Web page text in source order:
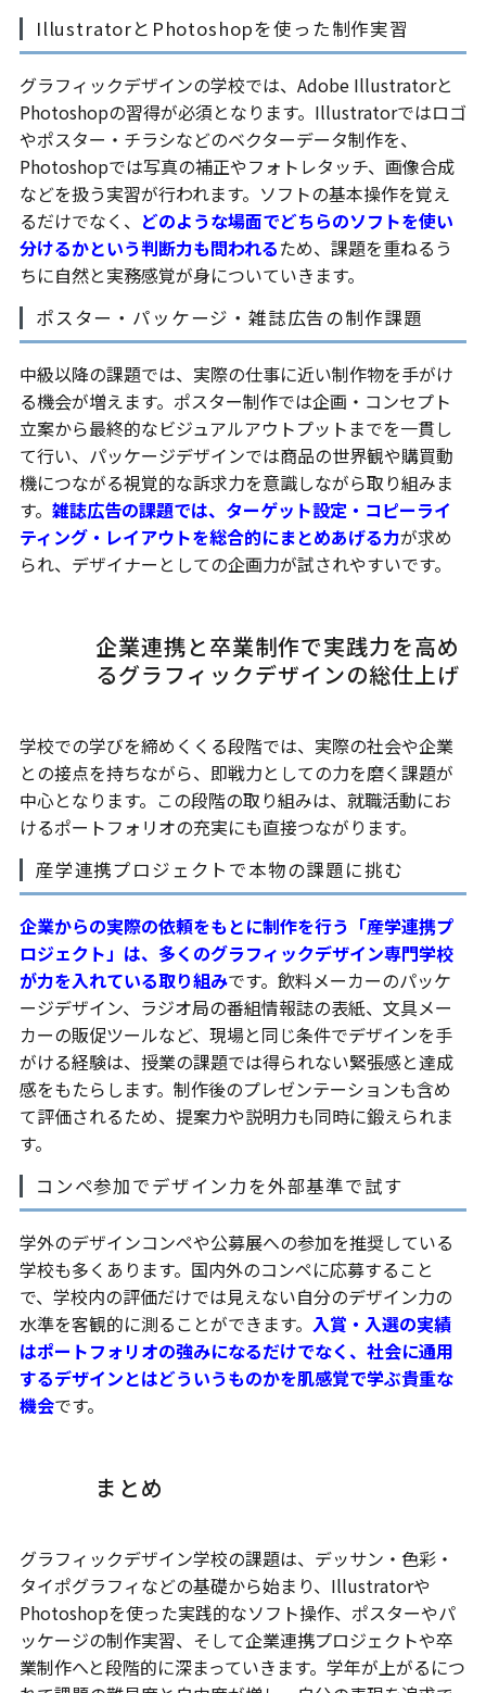
IllustratorとPhotoshopを使った制作実習
グラフィックデザインの学校では、Adobe Illustratorと
Photoshopの習得が必須となります。Illustratorではロゴ
やポスター・チラシなどのベクターデータ制作を、
Photoshopでは写真の補正やフォトレタッチ、画像合成
などを扱う実習が行われます。ソフトの基本操作を覚え
るだけでなく、 どのような場面でどちらのソフトを使い
分けるかという判断力も問われるため、課題を重ねるう
ちに自然と実務感覚が身についていきます。
ポスター・パッケージ・雑誌広告の制作課題
中級以降の課題では、実際の仕事に近い制作物を手がけ
る機会が増えます。ポスター制作では企画・コンセプト
立案から最終的なビジュアルアウトプットまでを一貫し
て行い、パッケージデザインでは商品の世界観や購買動
機につながる視覚的な訴求力を意識しながら取り組みま
す。 雑誌広告の課題では、ターゲット設定・コピーライ
ティング・レイアウトを総合的にまとめあげる力が求め
られ、デザイナーとしての企画力が試されやすいです。
企業連携と卒業制作で実践力を高め
るグラフィックデザインの総仕上げ
学校での学びを締めくくる段階では、実際の社会や企業
との接点を持ちながら、即戦力としての力を磨く課題が
中心となります。この段階の取り組みは、就職活動にお
けるポートフォリオの充実にも直接つながります。
産学連携プロジェクトで本物の課題に挑む
企業からの実際の依頼をもとに制作を行う「産学連携プ
ロジェクト」は、多くのグラフィックデザイン専門学校
が力を入れている取り組みです。飲料メーカーのパッケ
ージデザイン、ラジオ局の番組情報誌の表紙、文具メー
カーの販促ツールなど、現場と同じ条件でデザインを手
がける経験は、授業の課題では得られない緊張感と達成
感をもたらします。制作後のプレゼンテーションも含め
て評価されるため、提案力や説明力も同時に鍛えられま
す。
コンペ参加でデザイン力を外部基準で試す
学外のデザインコンペや公募展への参加を推奨している
学校も多くあります。国内外のコンペに応募すること
で、学校内の評価だけでは見えない自分のデザイン力の
水準を客観的に測ることができます。 入賞・入選の実績
はポートフォリオの強みになるだけでなく、社会に通用
するデザインとはどういうものかを肌感覚で学ぶ貴重な
機会です。
まとめ
グラフィックデザイン学校の課題は、デッサン・色彩・
タイポグラフィなどの基礎から始まり、Illustratorや
Photoshopを使った実践的なソフト操作、ポスターやパ
ッケージの制作実習、そして企業連携プロジェクトや卒
業制作へと段階的に深まっていきます。学年が上がるにつ